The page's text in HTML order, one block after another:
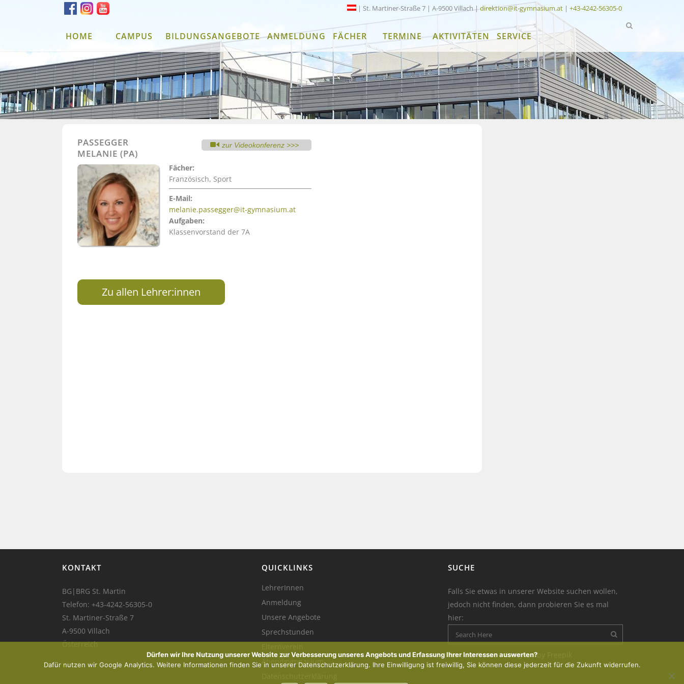
| St. Martiner-Straße 7 | A-9500 Villach |direktion@it-gymnasium.at | +43-4242-56305-0
HOME CAMPUS BILDUNGSANGEBOTE ANMELDUNG FÄCHER TERMINE AKTIVITÄTEN SERVICE
PASSEGGER
MELANIE (PA)
zur Videokonferenz >>>
Fächer:
Französisch, Sport
E-Mail:
melanie.passegger@it-gymnasium.at
Aufgaben:
Klassenvorstand der 7A
Zu allen Lehrer:innen
KONTAKT
BG|BRG St. Martin
Telefon: +43-4242-56305-0
St. Martiner-Straße 7
A-9500 Villach
Österreich
QUICKLINKS
LehrerInnen
Anmeldung
Unsere Angebote
Sprechstunden
Abendgymnasium
SUCHE
Falls Sie etwas in unserer Website suchen wollen,
jedoch nicht finden, dann probieren Sie es mal
hier:
Ikon der Kerze : designed by Freepik
Dürfen wir Ihre Nutzung unserer Website zur Verbesserung unseres Angebots und Erfassung Ihrer Interessen auswerten?
Dafür nutzen wir Google Analytics. Weitere Informationen finden Sie in unserer Datenschutzerklärung. Ihre Einwilligung ist freiwillig, Sie können diese jederzeit für die Zukunft widerrufen.